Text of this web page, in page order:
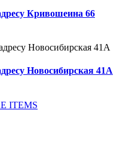
Кривошеина 66
Новосибирская 41А
ITEMS